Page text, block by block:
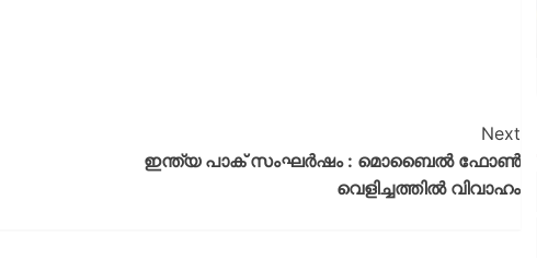
Next
ഇന്ത്യ പാക് സംഘര്‍ഷം : മൊബൈല്‍ ഫോണ്‍
വെളിച്ചത്തില്‍ വിവാഹം